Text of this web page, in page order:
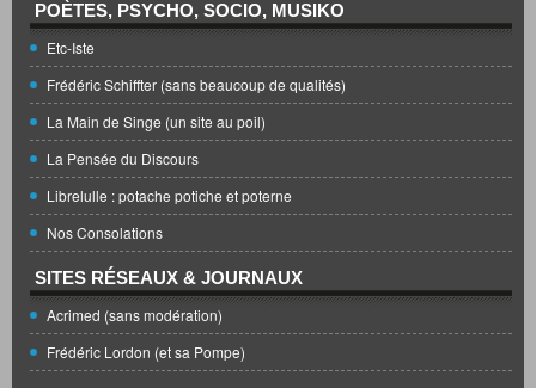
POÈTES, PSYCHO, SOCIO, MUSIKO
Etc-Iste
Frédéric Schiffter (sans beaucoup de qualités)
La Main de Singe (un site au poil)
La Pensée du Discours
Librelulle : potache potiche et poterne
Nos Consolations
SITES RÉSEAUX & JOURNAUX
Acrimed (sans modération)
Frédéric Lordon (et sa Pompe)